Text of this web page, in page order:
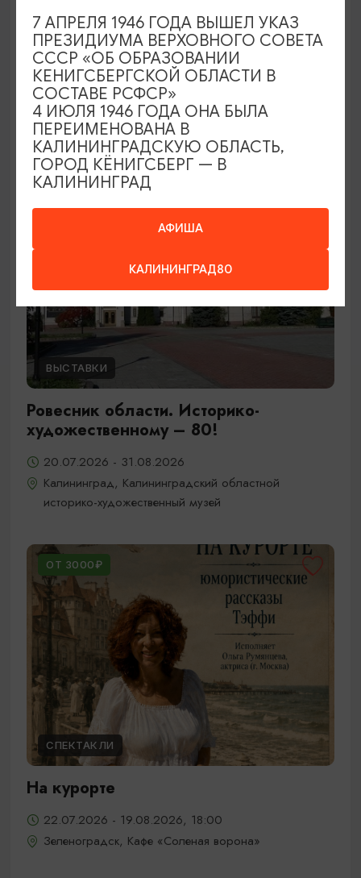
Семейный клуб выходного дня в
Морском выставочном центре
19.07.2026 - 30.08.2026, СБ 12:00, 13:00
Светлогорск, Морской выставочный центр г.
Светлогорск
ВЫСТАВКИ
Ровесник области. Историко-
художественному – 80!
20.07.2026 - 31.08.2026
Калининград, Калининградский областной
историко-художественный музей
ОТ 3000₽
СПЕКТАКЛИ
На курорте
22.07.2026 - 19.08.2026, 18:00
Зеленоградск, Кафе «Соленая ворона»
АФИША
КАЛИНИНГРАД80
7 АПРЕЛЯ 1946 ГОДА ВЫШЕЛ УКАЗ
ПРЕЗИДИУМА ВЕРХОВНОГО СОВЕТА
СССР «ОБ ОБРАЗОВАНИИ
КЕНИГСБЕРГСКОЙ ОБЛАСТИ В
СОСТАВЕ РСФСР»
4 ИЮЛЯ 1946 ГОДА ОНА БЫЛА
ПЕРЕИМЕНОВАНА В
КАЛИНИНГРАДСКУЮ ОБЛАСТЬ,
ГОРОД КЁНИГСБЕРГ — В
КАЛИНИНГРАД